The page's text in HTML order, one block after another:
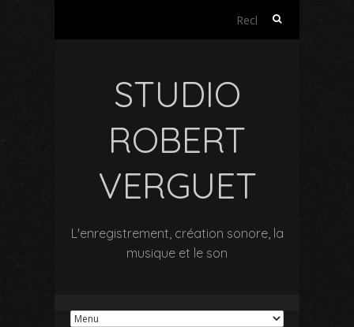
Rechercher :
STUDIO
ROBERT
VERGUET
L'enregistrement, création sonore, la
musique et le son